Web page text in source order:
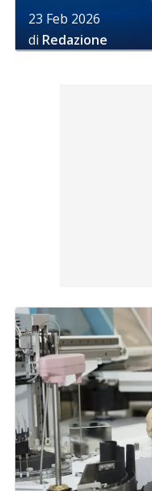
23 Feb 2026
di Redazione